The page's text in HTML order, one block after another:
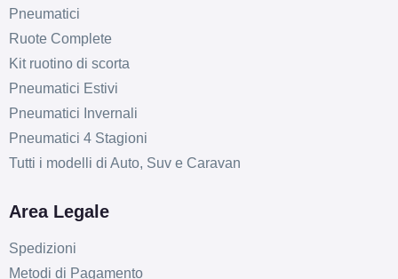
Pneumatici
Ruote Complete
Kit ruotino di scorta
Pneumatici Estivi
Pneumatici Invernali
Pneumatici 4 Stagioni
Tutti i modelli di Auto, Suv e Caravan
Area Legale
Spedizioni
Metodi di Pagamento